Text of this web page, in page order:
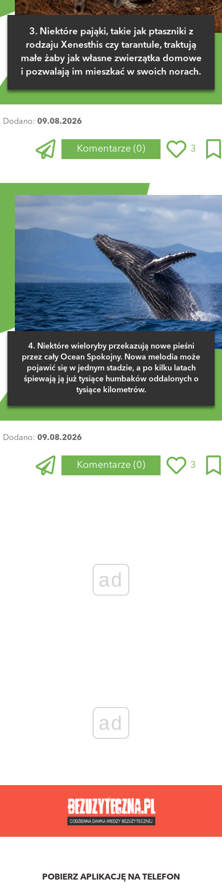
3. Niektóre pająki, takie jak ptaszniki z
rodzaju Xenesthis czy tarantule, traktują
małe żaby jak własne zwierzątka domowe
i pozwalają im mieszkać w swoich norach.
Dodano: 09.08.2026
Komentarze (0) 3
4. Niektóre wieloryby przekazują nowe pieśni
przez cały Ocean Spokojny. Nowa melodia może
pojawić się w jednym stadzie, a po kilku latach
śpiewają ją już tysiące humbaków oddalonych o
tysiące kilometrów.
Dodano: 09.08.2026
Komentarze (0) 3
ad
ad
POBIERZ APLIKACJĘ NA TELEFON